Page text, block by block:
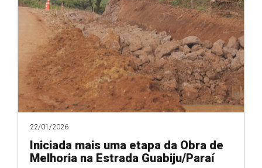
22/01/2026
Iniciada mais uma etapa da Obra de
Melhoria na Estrada Guabiju/Paraí